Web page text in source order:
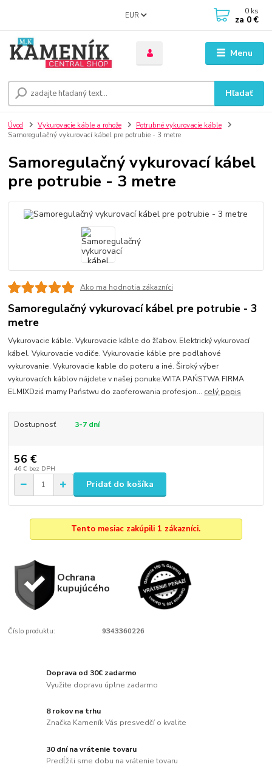
Menu
EUR
Hľadať
0 ks
za 0 €
Úvod Vykurovacie káble a rohože
Potrubné vykurovacie káble
Samoregulačný vykurovací kábel pre potrubie - 3 metre
Samoregulačný vykurovací kábel
pre potrubie - 3 metre
Ako ma hodnotia zákazníci
Samoregulačný vykurovací kábel pre potrubie - 3
metre
Vykurovacie káble. Vykurovacie káble do žľabov. Elektrický vykurovací
kábel. Vykurovacie vodiče. Vykurovacie káble pre podlahové
vykurovanie. Vykurovacie kable do poteru a iné. Široký výber
vykurovacích káblov nájdete v našej ponuke.WITA PAŃSTWA FIRMA
ELMIXDziś mamy Państwu do zaoferowania profesjon... celý popis
Dostupnosť 3-7 dní
56 €
46 € bez DPH
Pridať do košíka
Tento mesiac zakúpili 1 zákazníci.
Ochrana
kupujúcého
Číslo produktu: 9343360226
Doprava od 30€ zadarmo
Využite dopravu úplne zadarmo
8 rokov na trhu
Značka Kameník Vás presvedčí o kvalite
30 dní na vrátenie tovaru
Predĺžili sme dobu na vrátenie tovaru